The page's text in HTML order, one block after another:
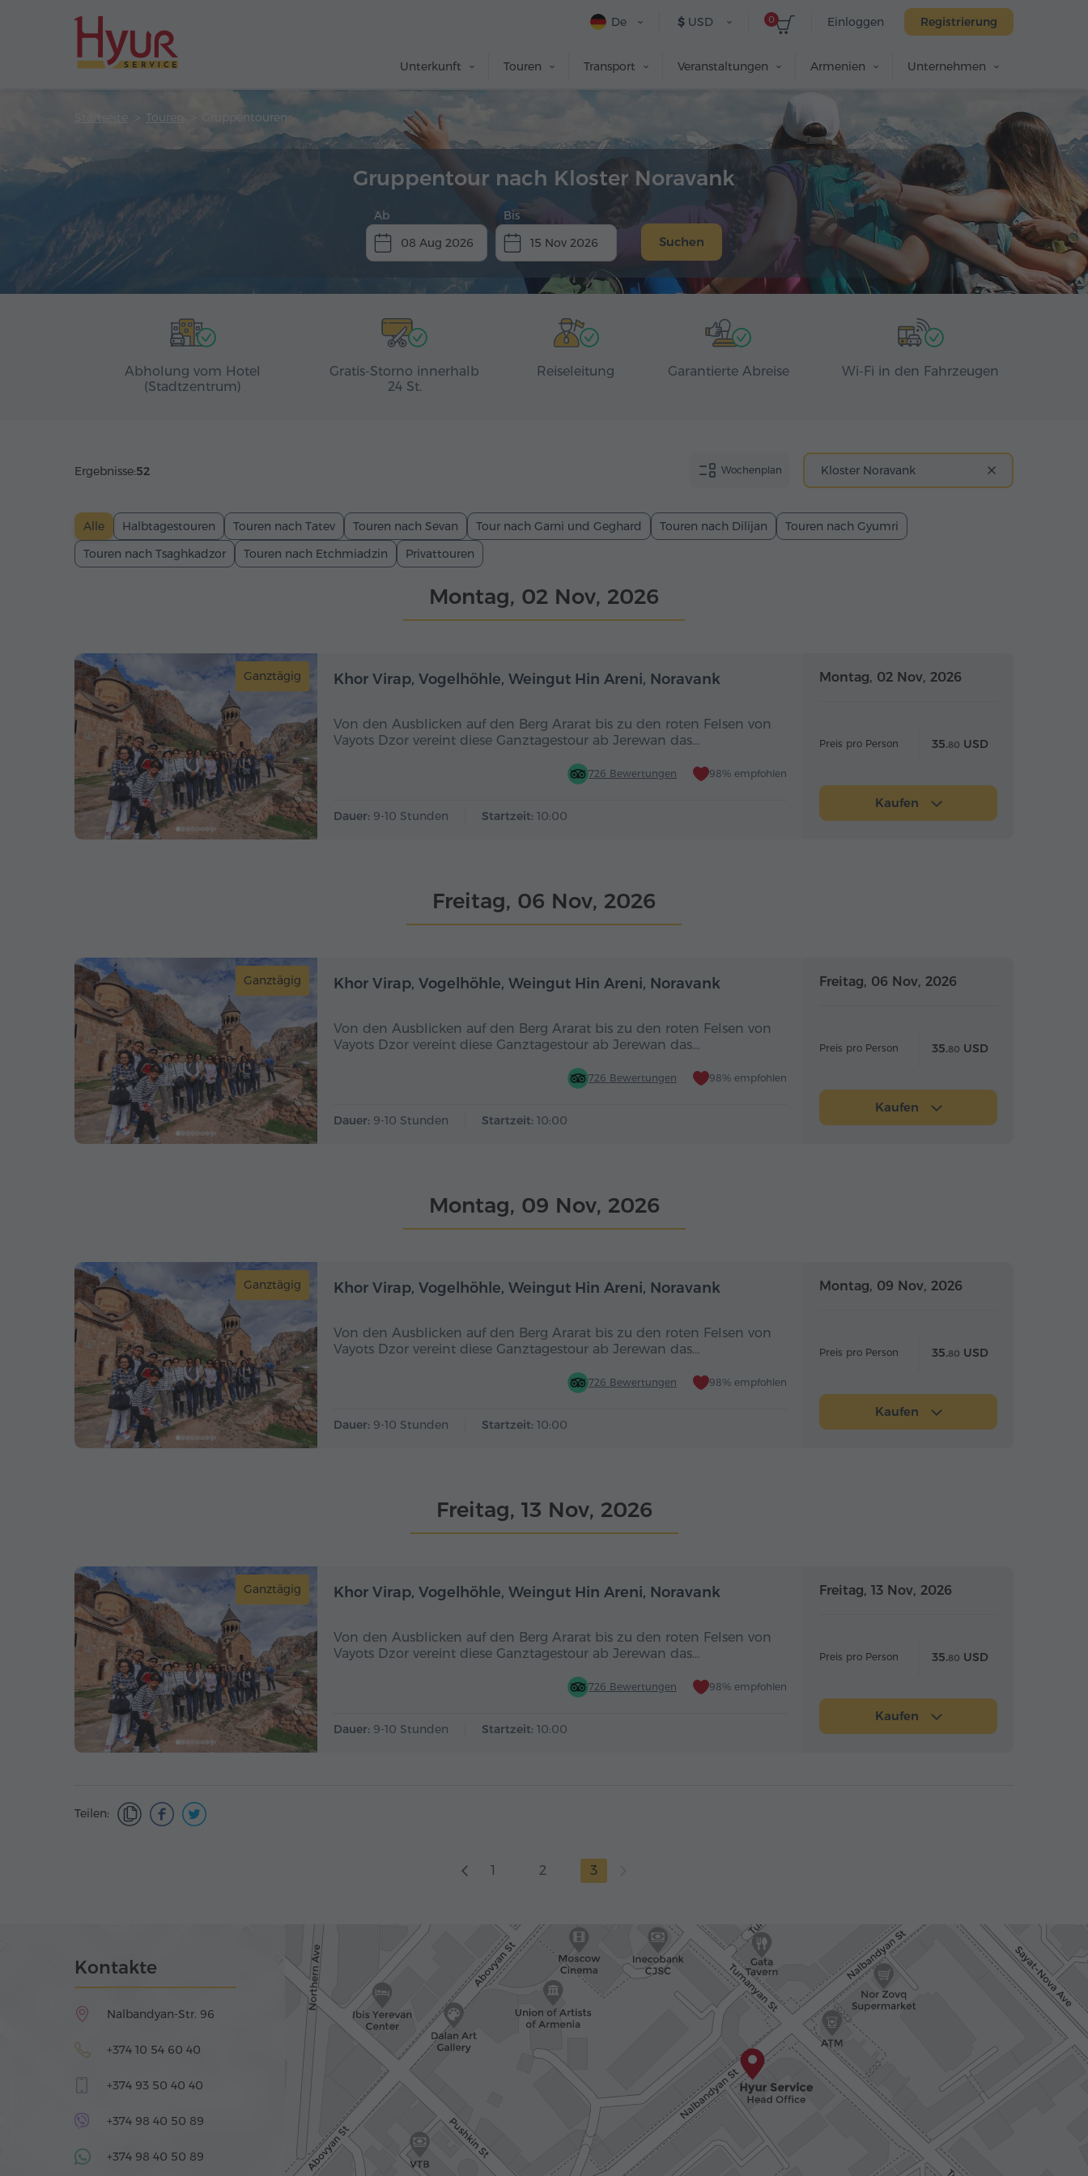
Einloggen Registrierung
0
$ USD
De
Unterkunft Touren Transport Veranstaltungen Armenien Unternehmen
Startseite Touren Gruppentouren
Gruppentour nach Kloster Noravank
Ab
08 Aug 2026
Bis
15 Nov 2026
Suchen
Abholung vom Hotel
(Stadtzentrum)
Gratis-Storno innerhalb
24 St.
Reiseleitung Garantierte Abreise Wi-Fi in den Fahrzeugen
Kloster Noravank
Wochenplan
Ergebnisse:52
Alle Halbtagestouren Touren nach Tatev Touren nach Sevan Tour nach Garni und Geghard Touren nach Dilijan
Touren nach Gyumri
Touren nach Tsaghkadzor
Touren nach Etchmiadzin Privattouren
Montag, 02 Nov, 2026
Ganztägig Ganztägig
Khor Virap, Vogelhöhle, Weingut Hin Areni, Noravank
Von den Ausblicken auf den Berg Ararat bis zu den roten Felsen von
Vayots Dzor vereint diese Ganztagestour ab Jerewan das…
726 Bewertungen 98% empfohlen
Dauer: 9-10 Stunden Startzeit: 10:00
Montag, 02 Nov, 2026
Preis pro Person 35.80 USD
Kaufen
Freitag, 06 Nov, 2026
Ganztägig Ganztägig
Khor Virap, Vogelhöhle, Weingut Hin Areni, Noravank
Von den Ausblicken auf den Berg Ararat bis zu den roten Felsen von
Vayots Dzor vereint diese Ganztagestour ab Jerewan das…
726 Bewertungen 98% empfohlen
Dauer: 9-10 Stunden Startzeit: 10:00
Freitag, 06 Nov, 2026
Preis pro Person 35.80 USD
Kaufen
Montag, 09 Nov, 2026
Ganztägig Ganztägig
Khor Virap, Vogelhöhle, Weingut Hin Areni, Noravank
Von den Ausblicken auf den Berg Ararat bis zu den roten Felsen von
Vayots Dzor vereint diese Ganztagestour ab Jerewan das…
726 Bewertungen 98% empfohlen
Dauer: 9-10 Stunden Startzeit: 10:00
Montag, 09 Nov, 2026
Preis pro Person 35.80 USD
Kaufen
Freitag, 13 Nov, 2026
Ganztägig Ganztägig
Khor Virap, Vogelhöhle, Weingut Hin Areni, Noravank
Von den Ausblicken auf den Berg Ararat bis zu den roten Felsen von
Vayots Dzor vereint diese Ganztagestour ab Jerewan das…
726 Bewertungen 98% empfohlen
Dauer: 9-10 Stunden Startzeit: 10:00
Freitag, 13 Nov, 2026
Preis pro Person 35.80 USD
Kaufen
Teilen:
1 2 3
Kontakte
Nalbandyan-Str. 96
+374 10 54 60 40
+374 93 50 40 40
+374 98 40 50 89
+374 98 40 50 89